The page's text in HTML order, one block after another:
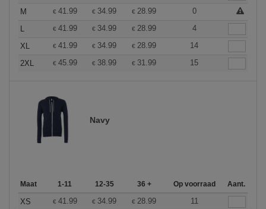
M
€ 41.99 € 34.99 € 28.99
0
L
€ 41.99 € 34.99 € 28.99
4
XL
€ 41.99 € 34.99 € 28.99
14
2XL
€ 45.99 € 38.99 € 31.99 15
Navy
Maat 1-11 12-35 36 + Op voorraad Aant.
XS € 41.99 € 34.99 € 28.99
11